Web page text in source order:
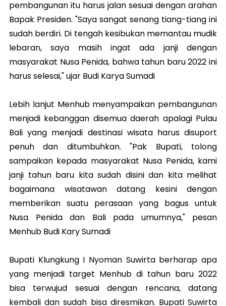
pembangunan itu harus jalan sesuai dengan arahan
Bapak Presiden. "Saya sangat senang tiang-tiang ini
sudah berdiri. Di tengah kesibukan memantau mudik
lebaran, saya masih ingat ada janji dengan
masyarakat Nusa Penida, bahwa tahun baru 2022 ini
harus selesai," ujar Budi Karya Sumadi
Lebih lanjut Menhub menyampaikan pembangunan
menjadi kebanggan disemua daerah apalagi Pulau
Bali yang menjadi destinasi wisata harus disuport
penuh dan ditumbuhkan. "Pak Bupati, tolong
sampaikan kepada masyarakat Nusa Penida, kami
janji tahun baru kita sudah disini dan kita melihat
bagaimana wisatawan datang kesini dengan
memberikan suatu perasaan yang bagus untuk
Nusa Penida dan Bali pada umumnya," pesan
Menhub Budi Kary Sumadi
Bupati Klungkung I Nyoman Suwirta berharap apa
yang menjadi target Menhub di tahun baru 2022
bisa terwujud sesuai dengan rencana, datang
kembali dan sudah bisa diresmikan. Bupati Suwirta